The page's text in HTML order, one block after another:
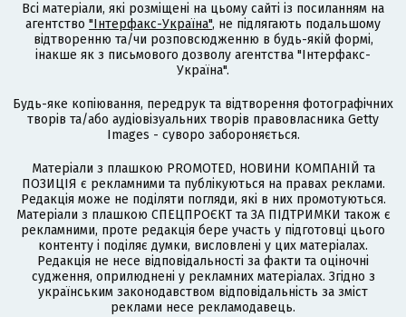
Всі матеріали, які розміщені на цьому сайті із посиланням на
агентство "Інтерфакс-Україна", не підлягають подальшому
відтворенню та/чи розповсюдженню в будь-якій формі,
інакше як з письмового дозволу агентства "Інтерфакс-
Україна".
Будь-яке копіювання, передрук та відтворення фотографічних
творів та/або аудіовізуальних творів правовласника Getty
Images - суворо забороняється.
Матеріали з плашкою PROMOTED, НОВИНИ КОМПАНІЙ та
ПОЗИЦІЯ є рекламними та публікуються на правах реклами.
Редакція може не поділяти погляди, які в них промотуються.
Матеріали з плашкою СПЕЦПРОЄКТ та ЗА ПІДТРИМКИ також є
рекламними, проте редакція бере участь у підготовці цього
контенту і поділяє думки, висловлені у цих матеріалах.
Редакція не несе відповідальності за факти та оціночні
судження, оприлюднені у рекламних матеріалах. Згідно з
українським законодавством відповідальність за зміст
реклами несе рекламодавець.